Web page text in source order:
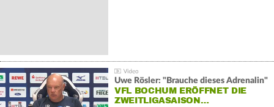
Uwe Rösler: "Brauche dieses Adrenalin"
VFL BOCHUM ERÖFFNET DIE
ZWEITLIGASAISON…